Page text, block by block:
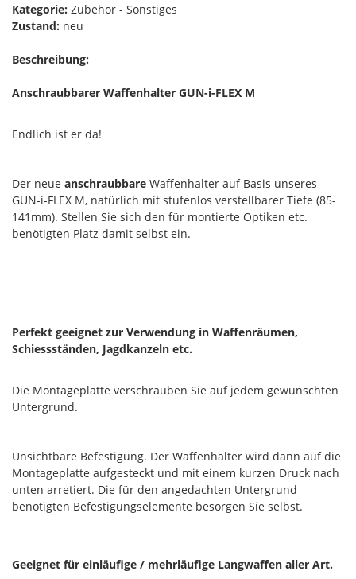
Kategorie: Zubehör - Sonstiges
Zustand: neu
Beschreibung:
Anschraubbarer Waffenhalter GUN-i-FLEX M
Endlich ist er da!
Der neue anschraubbare Waffenhalter auf Basis unseres
GUN-i-FLEX M, natürlich mit stufenlos verstellbarer Tiefe (85-
141mm). Stellen Sie sich den für montierte Optiken etc.
benötigten Platz damit selbst ein.
Perfekt geeignet zur Verwendung in Waffenräumen,
Schiessständen, Jagdkanzeln etc.
Die Montageplatte verschrauben Sie auf jedem gewünschten
Untergrund.
Unsichtbare Befestigung. Der Waffenhalter wird dann auf die
Montageplatte aufgesteckt und mit einem kurzen Druck nach
unten arretiert. Die für den angedachten Untergrund
benötigten Befestigungselemente besorgen Sie selbst.
Geeignet für einläufige / mehrläufige Langwaffen aller Art.